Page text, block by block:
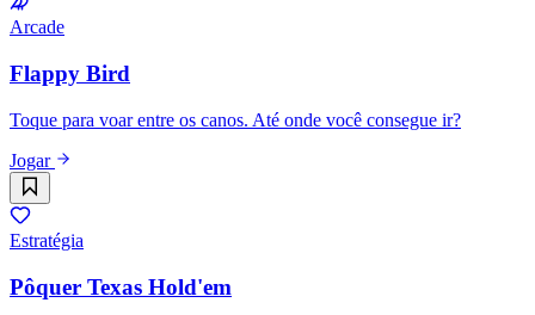
Arcade
Flappy Bird
Toque para voar entre os canos. Até onde você consegue ir?
Jogar
Estratégia
Pôquer Texas Hold'em